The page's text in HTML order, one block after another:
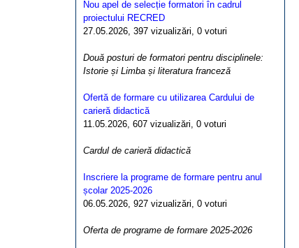
Nou apel de selecție formatori în cadrul
proiectului RECRED
27.05.2026, 397 vizualizări, 0 voturi
Două posturi de formatori pentru disciplinele:
Istorie și Limba și literatura franceză
Ofertă de formare cu utilizarea Cardului de
carieră didactică
11.05.2026, 607 vizualizări, 0 voturi
Cardul de carieră didactică
Inscriere la programe de formare pentru anul
școlar 2025-2026
06.05.2026, 927 vizualizări, 0 voturi
Oferta de programe de formare 2025-2026